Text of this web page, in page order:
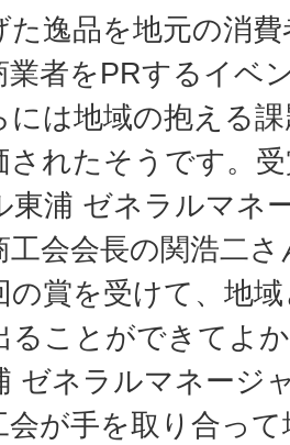
た逸品を地元の消
業者をPRするイベ
には地域の抱える
されたそうです。
東浦 ゼネラルマネ
工会会長の関浩二
の賞を受けて、地
ることができてよ
ゼネラルマネージ
会が手を取り合っ